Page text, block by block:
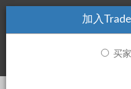
看起來你不是
百萬的進口商和出口商
加入
买家